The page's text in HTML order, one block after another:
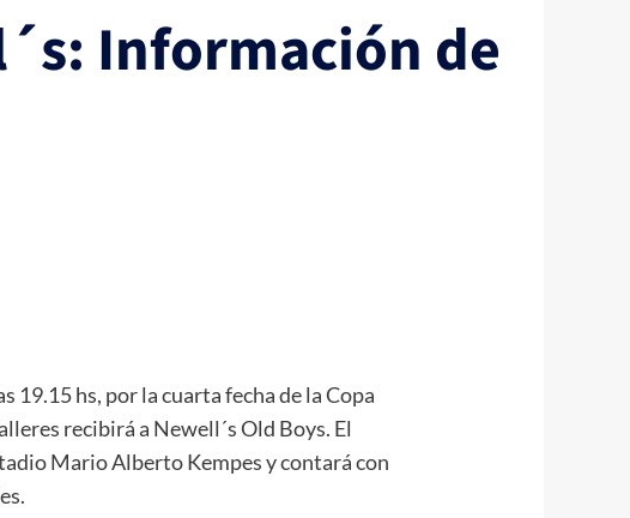
Información de
19.15 hs, por la cuarta fecha de la Copa
recibirá a Newell´s Old Boys. El
Mario Alberto Kempes y contará con